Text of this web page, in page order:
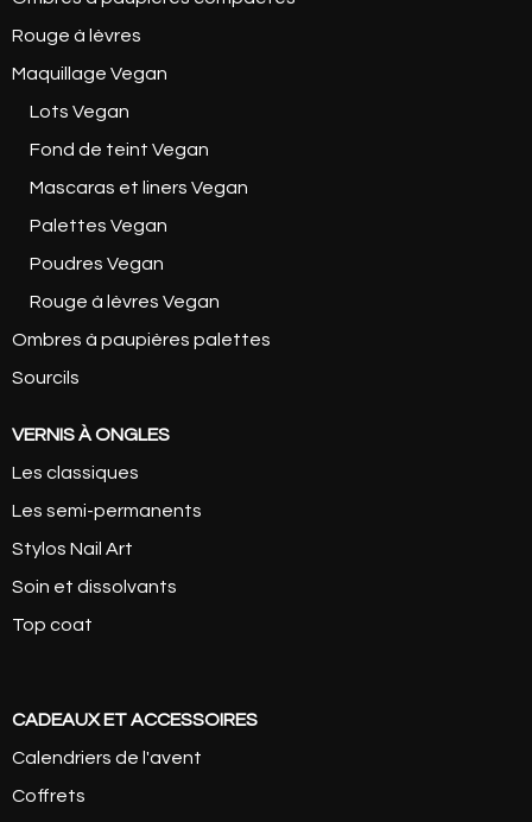
Rouge à lèvres
Maquillage Vegan
Lots Vegan
Fond de teint Vegan
Mascaras et liners Vegan
Palettes Vegan
Poudres Vegan
Rouge à lèvres Vegan
Ombres à paupières palettes
Sourcils
VERNIS À ONGLES
Les classiques
Les semi-permanents
Stylos Nail Art
Soin et dissolvants
Top coat
CADEAUX ET ACCESSOIRES
Calendriers de l'avent
Coffrets